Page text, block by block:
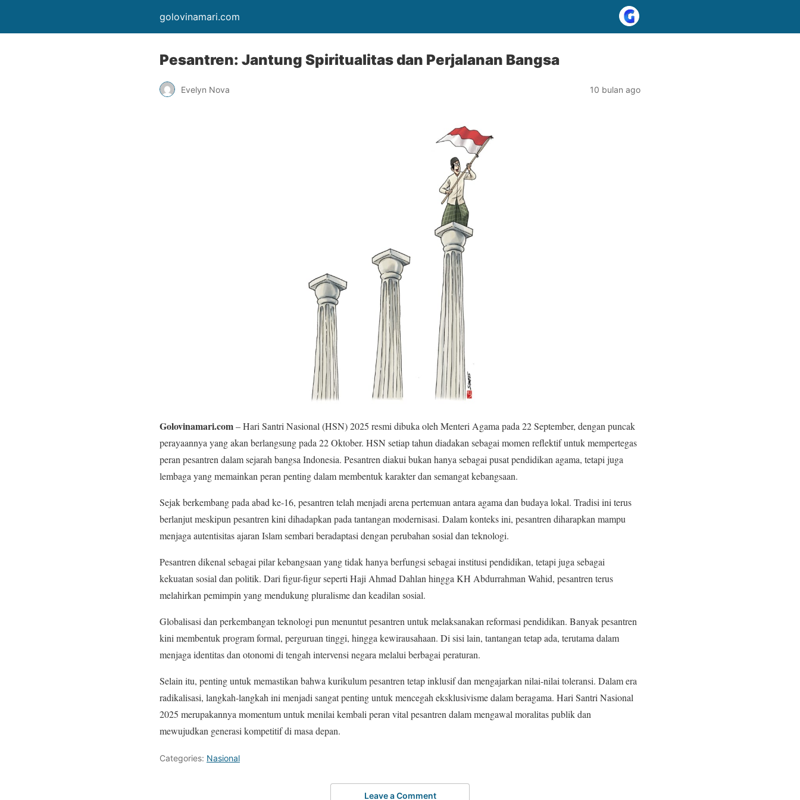
golovinamari.com
Pesantren: Jantung Spiritualitas dan Perjalanan Bangsa
Evelyn Nova 10 bulan ago
Golovinamari.com– Hari Santri Nasional (HSN) 2025 resmi dibuka oleh Menteri Agama pada 22 September, dengan puncak
perayaannya yang akan berlangsung pada 22 Oktober. HSN setiap tahun diadakan sebagai momen reflektif untuk mempertegas
peran pesantren dalam sejarah bangsa Indonesia. Pesantren diakui bukan hanya sebagai pusat pendidikan agama, tetapi juga
lembaga yang memainkan peran penting dalam membentuk karakter dan semangat kebangsaan.
Sejak berkembang pada abad ke-16, pesantren telah menjadi arena pertemuan antara agama dan budaya lokal. Tradisi ini terus
berlanjut meskipun pesantren kini dihadapkan pada tantangan modernisasi. Dalam konteks ini, pesantren diharapkan mampu
menjaga autentisitas ajaran Islam sembari beradaptasi dengan perubahan sosial dan teknologi.
Pesantren dikenal sebagai pilar kebangsaan yang tidak hanya berfungsi sebagai institusi pendidikan, tetapi juga sebagai
kekuatan sosial dan politik. Dari figur-figur seperti Haji Ahmad Dahlan hingga KH Abdurrahman Wahid, pesantren terus
melahirkan pemimpin yang mendukung pluralisme dan keadilan sosial.
Globalisasi dan perkembangan teknologi pun menuntut pesantren untuk melaksanakan reformasi pendidikan. Banyak pesantren
kini membentuk program formal, perguruan tinggi, hingga kewirausahaan. Di sisi lain, tantangan tetap ada, terutama dalam
menjaga identitas dan otonomi di tengah intervensi negara melalui berbagai peraturan.
Selain itu, penting untuk memastikan bahwa kurikulum pesantren tetap inklusif dan mengajarkan nilai-nilai toleransi. Dalam era
radikalisasi, langkah-langkah ini menjadi sangat penting untuk mencegah eksklusivisme dalam beragama. Hari Santri Nasional
2025 merupakannya momentum untuk menilai kembali peran vital pesantren dalam mengawal moralitas publik dan
mewujudkan generasi kompetitif di masa depan.
Categories: Nasional
Leave a Comment